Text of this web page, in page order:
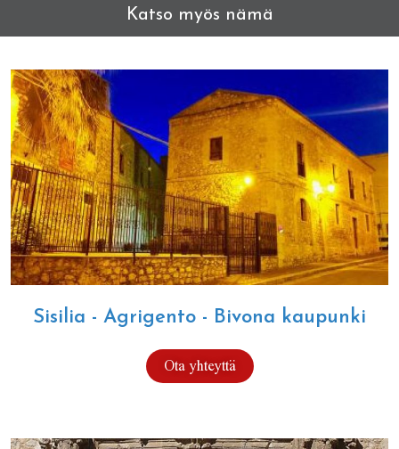
Katso myös nämä
Sisilia - Agrigento - Bivona kaupunki
Ota yhteyttä